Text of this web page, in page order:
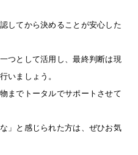
してから決めることが安心した
つとして活用し、最終判断は現
いましょう。
までトータルでサポートさせて
」と感じられた方は、ぜひお気